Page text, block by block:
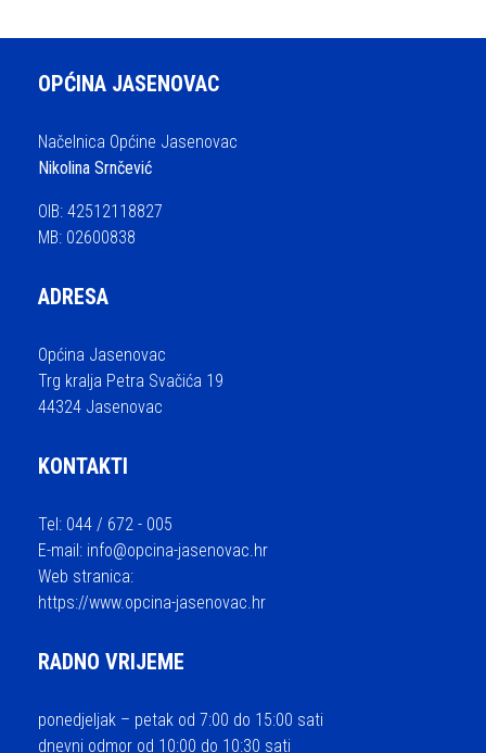
OPĆINA JASENOVAC
Načelnica Općine Jasenovac
Nikolina Srnčević
OIB: 42512118827
MB: 02600838
ADRESA
Općina Jasenovac
Trg kralja Petra Svačića 19
44324 Jasenovac
KONTAKTI
Tel: 044 / 672 - 005
E-mail: info@opcina-jasenovac.hr
Web stranica:
https://www.opcina-jasenovac.hr
RADNO VRIJEME
ponedjeljak – petak od 7:00 do 15:00 sati
dnevni odmor od 10:00 do 10:30 sati